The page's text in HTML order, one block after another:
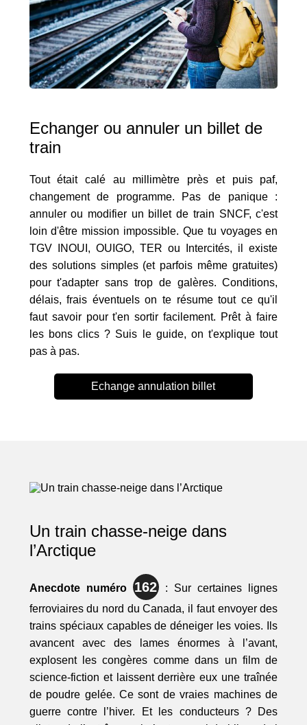
Echanger ou annuler un billet de
train
Tout était calé au millimètre près et puis paf,
changement de programme. Pas de panique :
annuler ou modifier un billet de train SNCF, c'est
loin d'être mission impossible. Que tu voyages en
TGV INOUI, OUIGO, TER ou Intercités, il existe
des solutions simples (et parfois même gratuites)
pour t'adapter sans trop de galères. Conditions,
délais, frais éventuels on te résume tout ce qu'il
faut savoir pour t'en sortir facilement. Prêt à faire
les bons clics ? Suis le guide, on t'explique tout
pas à pas.
Echange annulation billet
Un train chasse-neige dans
l’Arctique
Anecdote numéro 162: Sur certaines lignes
ferroviaires du nord du Canada, il faut envoyer des
trains spéciaux capables de déneiger les voies. Ils
avancent avec des lames énormes à l’avant,
explosent les congères comme dans un film de
science-fiction et laissent derrière eux une traînée
de poudre gelée. Ce sont de vraies machines de
guerre contre l’hiver. Et les conducteurs ? Des